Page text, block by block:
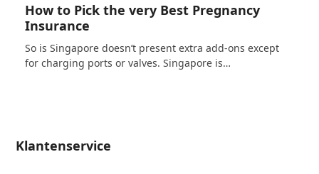
How to Pick the very Best Pregnancy
Insurance
So is Singapore doesn’t present extra add-ons except
for charging ports or valves. Singapore is…
Klantenservice